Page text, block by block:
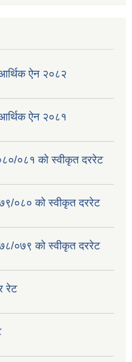
आर्थिक ऐन २०८२
आर्थिक ऐन २०८१
०८१ को स्वीकृत दररेट
०८० को स्वीकृत दररेट
०७९ को स्वीकृत दररेट
रेट